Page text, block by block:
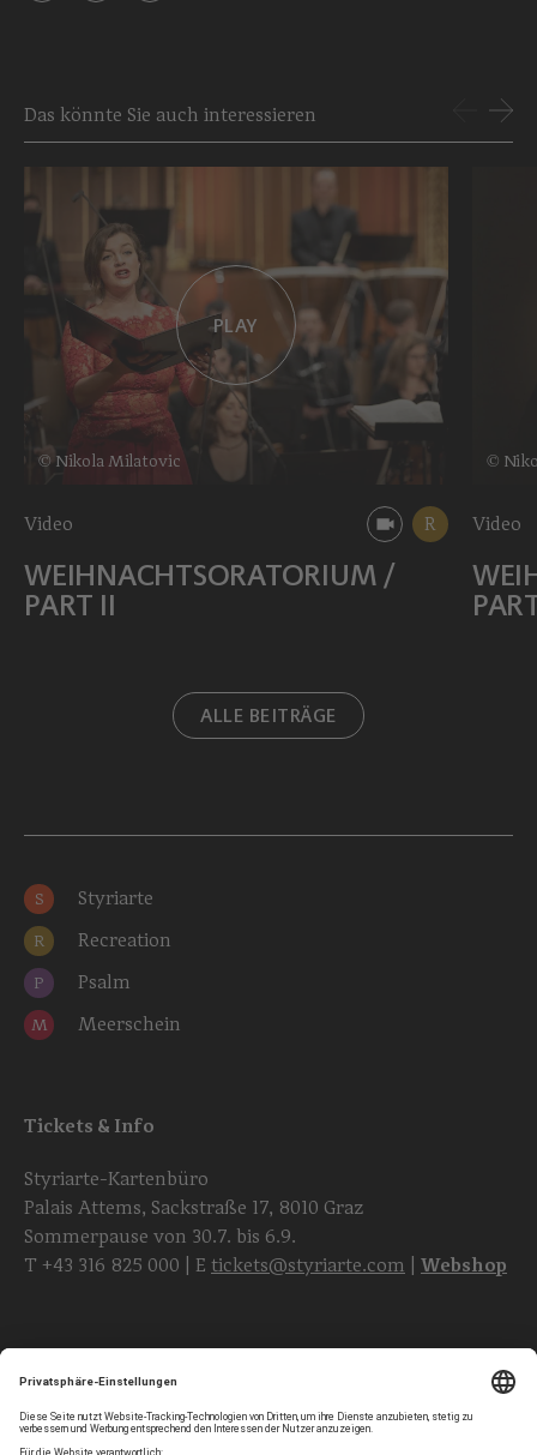
Das könnte Sie auch interessieren
PLAY
© Nikola Milatovic
Video R
WEIHNACHTSORA­TORIUM /
PART II
©
Video
ALLE BEITRÄGE
S Styriarte
R Recreation
P Psalm
M Meerschein
Tickets & Info
Styriarte-Kartenbüro
Palais Attems, Sackstraße 17, 8010 Graz
Sommerpause von 30.7. bis 6.9.
T +43 316 825 000 | E tickets@styriarte.com Webshop